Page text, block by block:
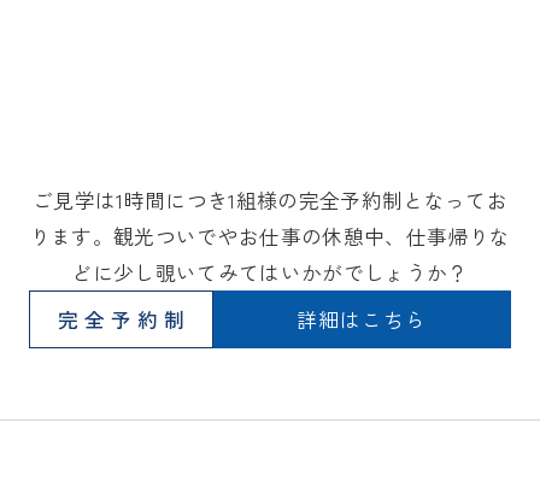
ご見学は1時間につき1組様の完全予約制となってお
ります。観光ついでやお仕事の休憩中、仕事帰りな
どに少し覗いてみてはいかがでしょうか？
完全予約制
詳細はこちら